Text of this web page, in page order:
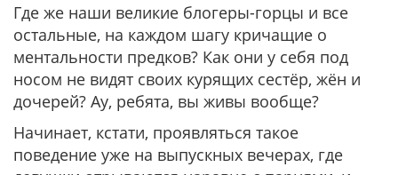
Где же наши великие блогеры-горцы и все
остальные, на каждом шагу кричащие о
ментальности предков? Как они у себя под
носом не видят своих курящих сестёр, жён и
дочерей? Ау, ребята, вы живы вообще?
Начинает, кстати, проявляться такое
поведение уже на выпускных вечерах, где